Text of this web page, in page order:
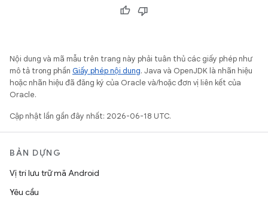
Nội dung và mã mẫu trên trang này phải tuân thủ các giấy phép như
mô tả trong phần Giấy phép nội dung. Java và OpenJDK là nhãn hiệu
hoặc nhãn hiệu đã đăng ký của Oracle và/hoặc đơn vị liên kết của
Oracle.
Cập nhật lần gần đây nhất: 2026-06-18 UTC.
BẢN DỰNG
Vị trí lưu trữ mã Android
Yêu cầu